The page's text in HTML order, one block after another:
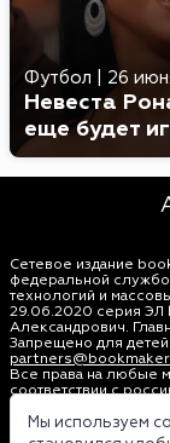
Мы используем
Футбол 26
Невеста
еще будет
Сетевое издание
федеральной
технологий и
29.06.2020 серия ЭЛ
Александрович.
Запрещено для
Все права на любые
соответствии с
фото, аудио и
правообладателя